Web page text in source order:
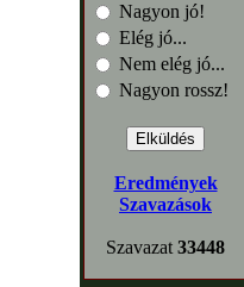
Nagyon jó!
Elég jó...
Nem elég jó...
Nagyon rossz!
Eredmények
Szavazások
Szavazat 33448